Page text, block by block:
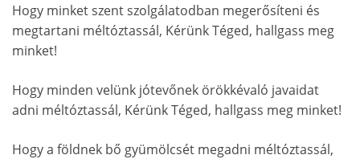
Hogy minket szent szolgálatodban megerősíteni és
megtartani méltóztassál, Kérünk Téged, hallgass meg
minket!
Hogy minden velünk jótevőnek örökkévaló javaidat
adni méltóztassál, Kérünk Téged, hallgass meg minket!
Hogy a földnek bő gyümölcsét megadni méltóztassál,